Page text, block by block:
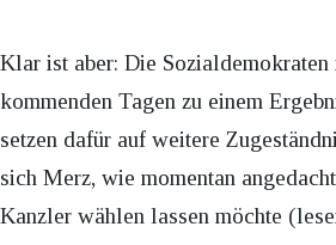
Klar ist aber: Die Sozialdemokraten
kommenden Tagen zu einem
setzen dafür auf weitere
sich Merz, wie momentan
Kanzler wählen lassen möchte